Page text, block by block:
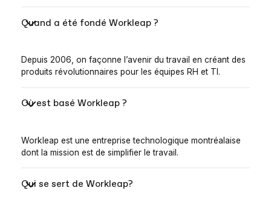
Quand a été fondé Workleap ?
Depuis 2006, on façonne l’avenir du travail en créant des
produits révolutionnaires pour les équipes RH et TI.
Où est basé Workleap ?
Workleap est une entreprise technologique montréalaise
dont la mission est de simplifier le travail.
Qui se sert de Workleap?